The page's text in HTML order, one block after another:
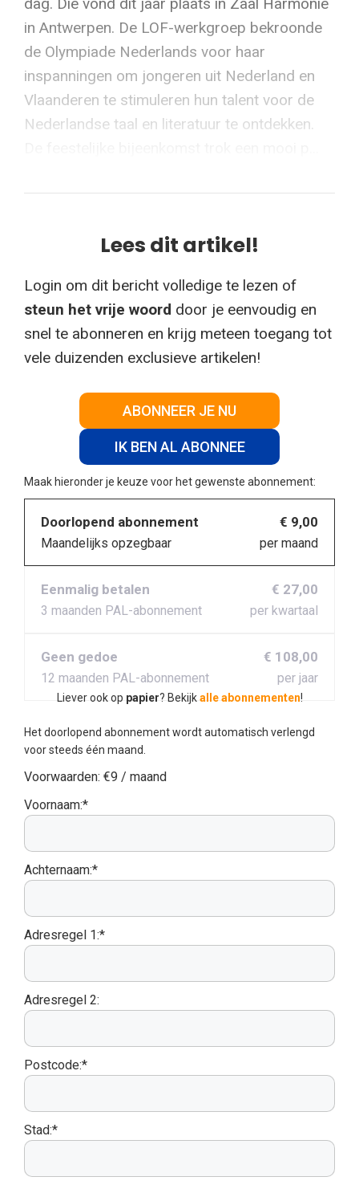
in Antwerpen. De LOF-werkgroep bekroonde
de Olympiade Nederlands voor haar
inspanningen om jongeren uit Nederland en
Vlaanderen te stimuleren hun talent voor de
Nederlandse taal en literatuur te ontdekken.
Lees dit artikel!
Login om dit bericht volledige te lezen of
steun het vrije woord door je eenvoudig en
snel te abonneren en krijg meteen toegang tot
vele duizenden exclusieve artikelen!
ABONNEER JE NU
IK BEN AL ABONNEE
Maak hieronder je keuze voor het gewenste abonnement:
Doorlopend abonnement
Maandelijks opzegbaar
€ 9,00
per maand
Eenmalig betalen
3 maanden PAL-abonnement
€ 27,00
per kwartaal
Geen gedoe
12 maanden PAL-abonnement
€ 108,00
per jaar
Liever ook op papier? Bekijkalle abonnementen!
Het doorlopend abonnement wordt automatisch verlengd
voor steeds één maand.
Voorwaarden: €9 / maand
Voornaam:*
Achternaam:*
Adresregel 1:*
Adresregel 2:
Postcode:*
Stad:*